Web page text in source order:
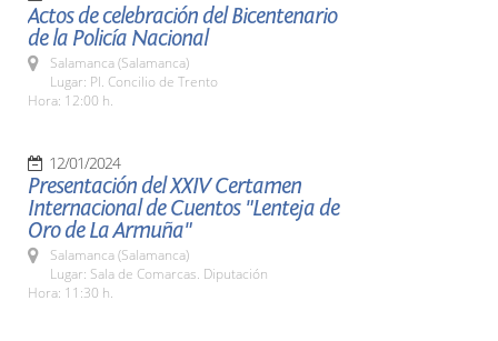
Actos de celebración del Bicentenario
de la Policía Nacional
Salamanca (Salamanca)
Lugar: Pl. Concilio de Trento
Hora: 12:00 h.
12/01/2024
Presentación del XXIV Certamen
Internacional de Cuentos "Lenteja de
Oro de La Armuña"
Salamanca (Salamanca)
Lugar: Sala de Comarcas. Diputación
Hora: 11:30 h.